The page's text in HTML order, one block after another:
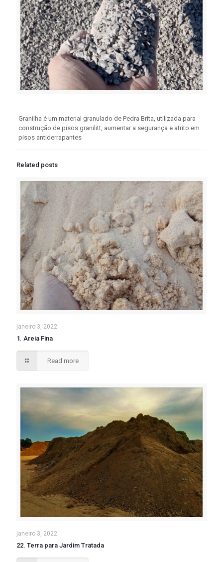
Granilha é um material granulado de Pedra Brita, utilizada para
construção de pisos granilitt, aumentar a segurança e atrito em
pisos antiderrapantes
Related posts
janeiro 3, 2022
1. Areia Fina
Read more
janeiro 3, 2022
22. Terra para Jardim Tratada